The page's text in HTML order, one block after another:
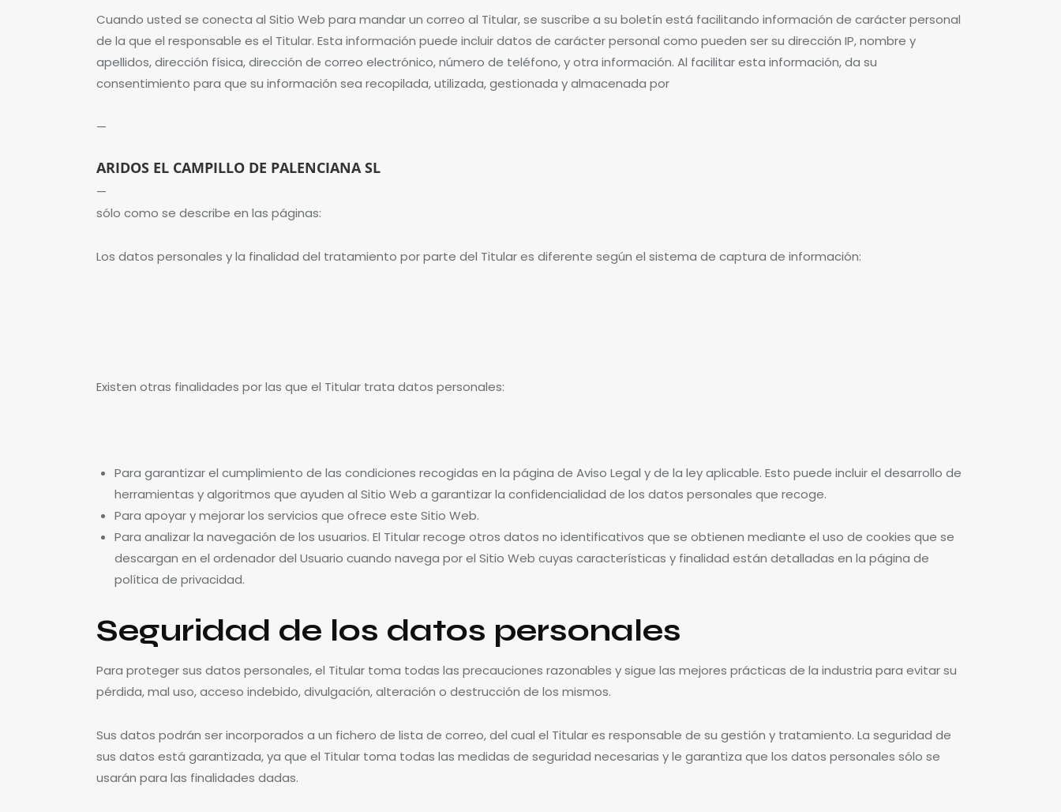
Cuando usted se conecta al Sitio Web para mandar un correo al Titular, se suscribe a su boletín está facilitando información de carácter personal
de la que el responsable es el Titular. Esta información puede incluir datos de carácter personal como pueden ser su dirección IP, nombre y
apellidos, dirección física, dirección de correo electrónico, número de teléfono, y otra información. Al facilitar esta información, da su
consentimiento para que su información sea recopilada, utilizada, gestionada y almacenada por
—
ARIDOS EL CAMPILLO DE PALENCIANA SL
—
sólo como se describe en las páginas:
Los datos personales y la finalidad del tratamiento por parte del Titular es diferente según el sistema de captura de información:
Existen otras finalidades por las que el Titular trata datos personales:
Para garantizar el cumplimiento de las condiciones recogidas en la página de Aviso Legal y de la ley aplicable. Esto puede incluir el desarrollo de
herramientas y algoritmos que ayuden al Sitio Web a garantizar la confidencialidad de los datos personales que recoge.
Para apoyar y mejorar los servicios que ofrece este Sitio Web.
Para analizar la navegación de los usuarios. El Titular recoge otros datos no identificativos que se obtienen mediante el uso de cookies que se
descargan en el ordenador del Usuario cuando navega por el Sitio Web cuyas características y finalidad están detalladas en la página de
política de privacidad.
Seguridad de los datos personales
Para proteger sus datos personales, el Titular toma todas las precauciones razonables y sigue las mejores prácticas de la industria para evitar su
pérdida, mal uso, acceso indebido, divulgación, alteración o destrucción de los mismos.
Sus datos podrán ser incorporados a un fichero de lista de correo, del cual el Titular es responsable de su gestión y tratamiento. La seguridad de
sus datos está garantizada, ya que el Titular toma todas las medidas de seguridad necesarias y le garantiza que los datos personales sólo se
usarán para las finalidades dadas.